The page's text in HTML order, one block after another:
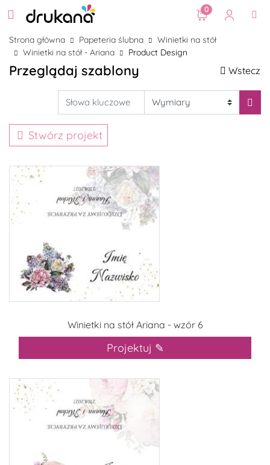
0
Strona główna Papeteria ślubna
Winietki na stół
Winietki na stół - Ariana
Product Design
Przeglądaj szablony Wstecz
Stwórz projekt
Winietki na stół Ariana - wzór 6
Projektuj ✎